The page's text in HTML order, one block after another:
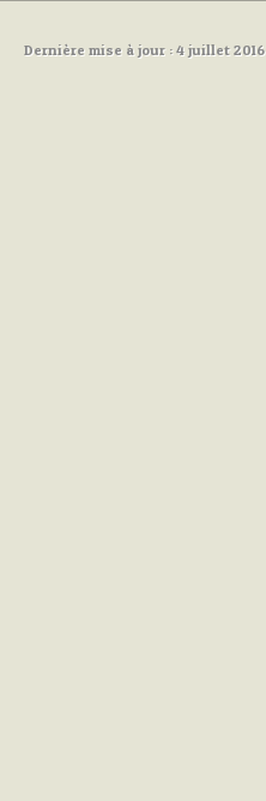
Dernière mise à jour : 4 juillet 2016